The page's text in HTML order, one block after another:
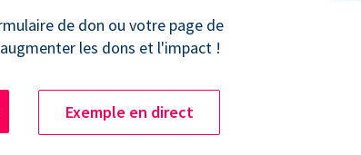
de don ou votre page de
les dons et l'impact !
Exemple en direct